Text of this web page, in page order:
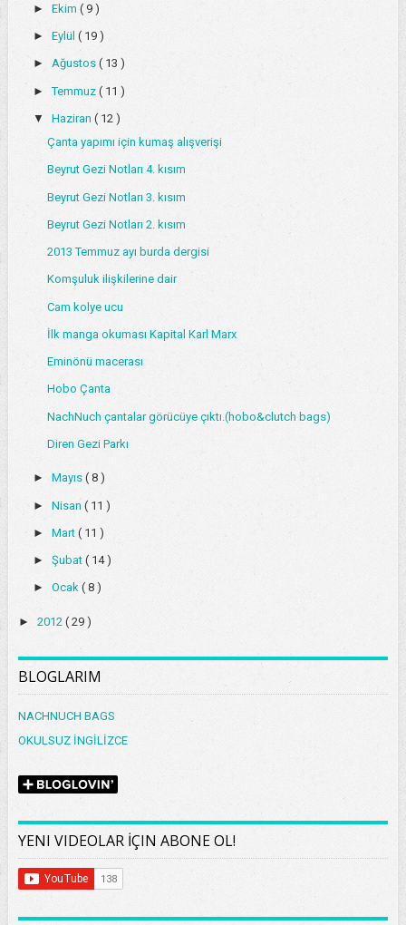
► Ekim ( 9 )
► Eylül ( 19 )
► Ağustos ( 13 )
►Temmuz ( 11 )
▼ Haziran ( 12 )
Çanta yapımı için kumaş alışverişi
Beyrut Gezi Notları 4. kısım
Beyrut Gezi Notları 3. kısım
Beyrut Gezi Notları 2. kısım
2013 Temmuz ayı burda dergisi
Komşuluk ilişkilerine dair
Cam kolye ucu
İlk manga okuması Kapital Karl Marx
Eminönü macerası
Hobo Çanta
NachNuch çantalar görücüye çıktı.(hobo&clutch bags)
Diren Gezi Parkı
► Mayıs ( 8 )
► Nisan ( 11 )
► Mart ( 11 )
► Şubat ( 14 )
► Ocak ( 8 )
► 2012 ( 29 )
BLOGLARIM
NACHNUCH BAGS
OKULSUZ İNGİLİZCE
YENI VIDEOLAR İÇIN ABONE OL!